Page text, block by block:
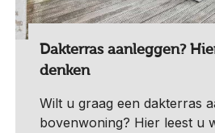
Dakterras aanleggen?
denken
Wilt u graag een dakterras
bovenwoning? Hier leest u